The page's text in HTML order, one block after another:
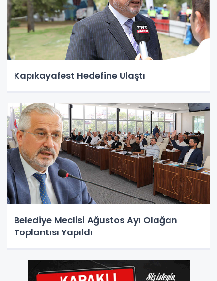
Kapıkayafest Hedefine Ulaştı
Belediye Meclisi Ağustos Ayı Olağan
Toplantısı Yapıldı